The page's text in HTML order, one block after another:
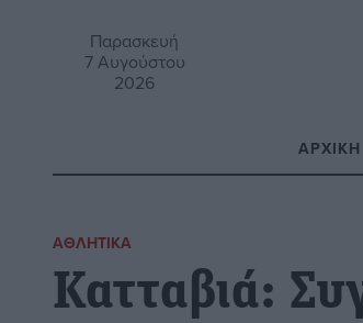
Παρασκευή
7 Αυγούστου
2026
ΑΡΧΙΚΉ
ΑΘΛΗΤΙΚΆ
Κατταβιά: